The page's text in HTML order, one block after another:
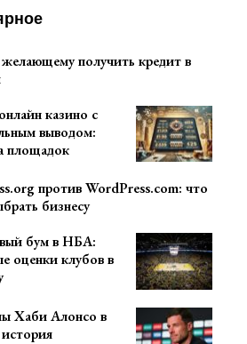
получить кредит в
казино с
выводом:
площадок
против WordPress.com: что
бизнесу
бум в НБА:
оценки клубов в
Хаби Алонсо в